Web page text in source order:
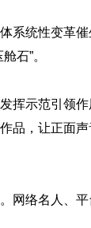
系统性变革
石”。
挥示范引领
品，让正面
网络名人、